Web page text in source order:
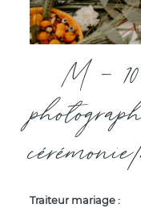
M -
Traiteur mariage :